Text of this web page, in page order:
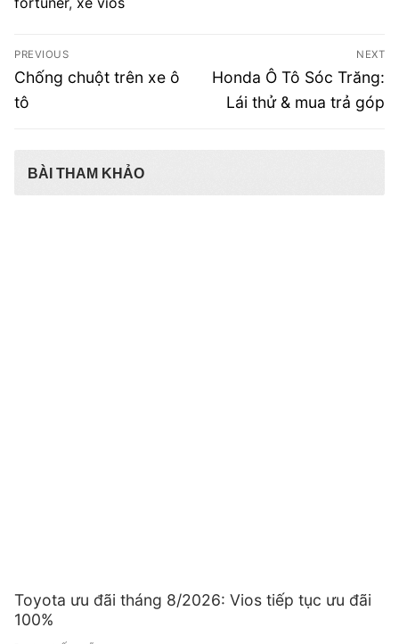
Điều
hướng
bài
PREVIOUS
Previous
post:
Chống chuột trên xe ô
tô
NEXT
Next
post:
Honda Ô Tô Sóc Trăng:
Lái thử & mua trả góp
BÀI THAM KHẢO
Toyota ưu đãi tháng 8/2026: Vios tiếp tục ưu đãi
100%